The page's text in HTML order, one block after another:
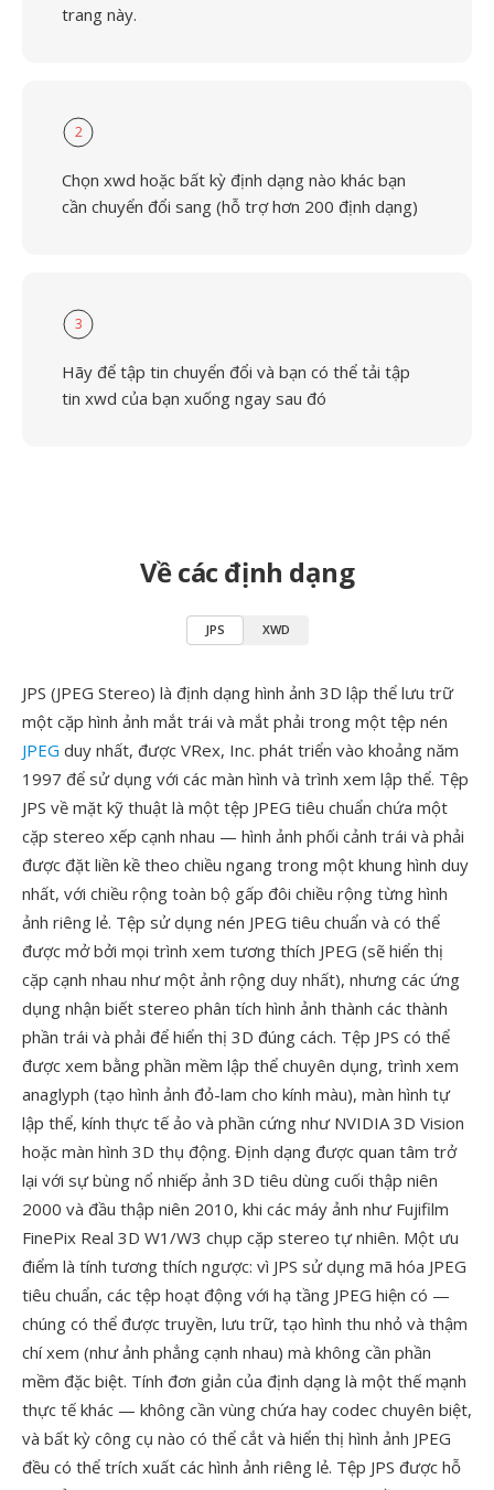
trang này.
2
Chọn xwd hoặc bất kỳ định dạng nào khác bạn
cần chuyển đổi sang (hỗ trợ hơn 200 định dạng)
3
Hãy để tập tin chuyển đổi và bạn có thể tải tập
tin xwd của bạn xuống ngay sau đó
Về các định dạng
JPS XWD
JPS (JPEG Stereo) là định dạng hình ảnh 3D lập thể lưu trữ
một cặp hình ảnh mắt trái và mắt phải trong một tệp nén
JPEG duy nhất, được VRex, Inc. phát triển vào khoảng năm
1997 để sử dụng với các màn hình và trình xem lập thể. Tệp
JPS về mặt kỹ thuật là một tệp JPEG tiêu chuẩn chứa một
cặp stereo xếp cạnh nhau — hình ảnh phối cảnh trái và phải
được đặt liền kề theo chiều ngang trong một khung hình duy
nhất, với chiều rộng toàn bộ gấp đôi chiều rộng từng hình
ảnh riêng lẻ. Tệp sử dụng nén JPEG tiêu chuẩn và có thể
được mở bởi mọi trình xem tương thích JPEG (sẽ hiển thị
cặp cạnh nhau như một ảnh rộng duy nhất), nhưng các ứng
dụng nhận biết stereo phân tích hình ảnh thành các thành
phần trái và phải để hiển thị 3D đúng cách. Tệp JPS có thể
được xem bằng phần mềm lập thể chuyên dụng, trình xem
anaglyph (tạo hình ảnh đỏ-lam cho kính màu), màn hình tự
lập thể, kính thực tế ảo và phần cứng như NVIDIA 3D Vision
hoặc màn hình 3D thụ động. Định dạng được quan tâm trở
lại với sự bùng nổ nhiếp ảnh 3D tiêu dùng cuối thập niên
2000 và đầu thập niên 2010, khi các máy ảnh như Fujifilm
FinePix Real 3D W1/W3 chụp cặp stereo tự nhiên. Một ưu
điểm là tính tương thích ngược: vì JPS sử dụng mã hóa JPEG
tiêu chuẩn, các tệp hoạt động với hạ tầng JPEG hiện có —
chúng có thể được truyền, lưu trữ, tạo hình thu nhỏ và thậm
chí xem (như ảnh phẳng cạnh nhau) mà không cần phần
mềm đặc biệt. Tính đơn giản của định dạng là một thế mạnh
thực tế khác — không cần vùng chứa hay codec chuyên biệt,
và bất kỳ công cụ nào có thể cắt và hiển thị hình ảnh JPEG
đều có thể trích xuất các hình ảnh riêng lẻ. Tệp JPS được hỗ